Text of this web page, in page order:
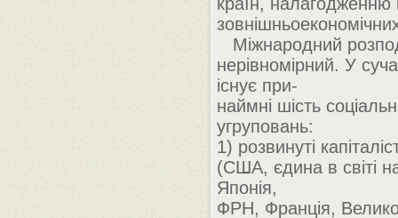
Міжнародний
нерівномірний. У
існує при-
наймні шість
угруповань:
1) розвинуті
(США, єдина в світі
Японія,
ФРН, Франція,